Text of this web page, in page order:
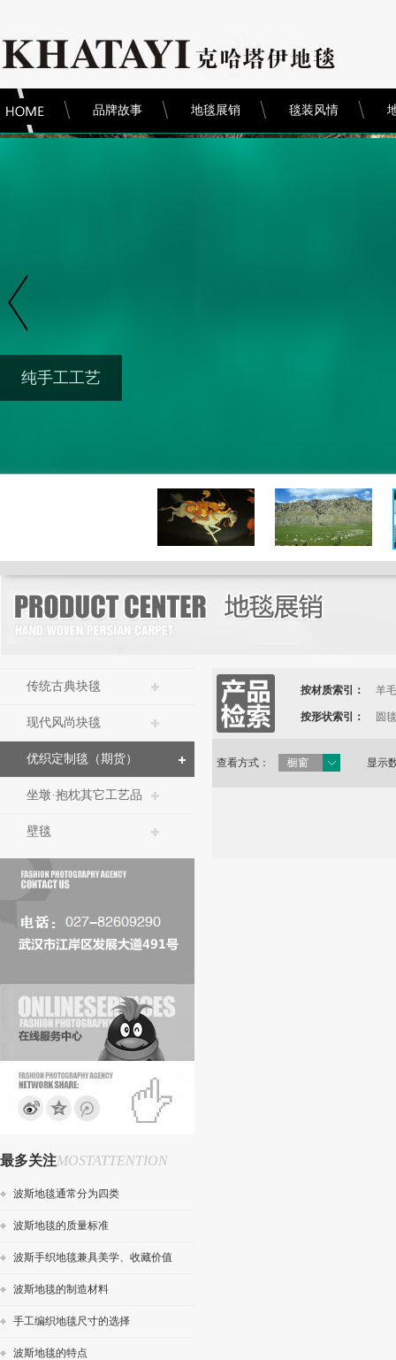
品牌故事 地毯展销 毯装风情
传统古典块毯
现代风尚块毯
优织定制毯（期货）
坐墩·抱枕其它工艺品
壁毯
最多关注MOSTATTENTION
波斯地毯通常分为四类
波斯地毯的质量标准
波斯手织地毯兼具美学、收藏价值
波斯地毯的制造材料
手工编织地毯尺寸的选择
波斯地毯的特点
按材质索引： 羊
按形状索引： 圆毯
查看方式： 橱窗 显示